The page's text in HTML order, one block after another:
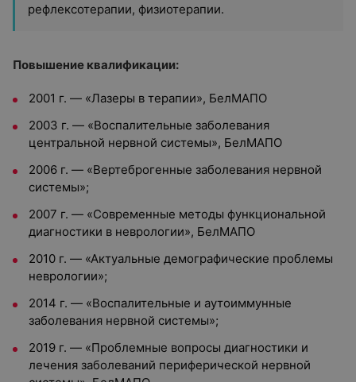
рефлексотерапии, физиотерапии.
Повышение квалификации:
2001 г. — «Лазеры в терапии», БелМАПО
2003 г. — «Воспалительные заболевания
центральной нервной системы», БелМАПО
2006 г. — «Вертеброгенные заболевания нервной
системы»;
2007 г. — «Современные методы функциональной
диагностики в неврологии», БелМАПО
2010 г. — «Актуальные демографические проблемы
неврологии»;
2014 г. — «Воспалительные и аутоиммунные
заболевания нервной системы»;
2019 г. — «Проблемные вопросы диагностики и
лечения заболеваний периферической нервной